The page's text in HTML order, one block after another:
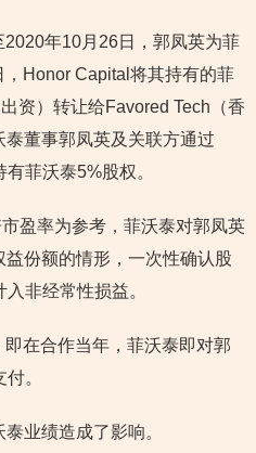
年10月26日，郭凤英为菲
Honor Capital将其持有的菲
资）转让给Favored Tech（香
董事郭凤英及关联方通过
菲沃泰5%股权。
盈率为参考，菲沃泰对郭凤英
份额的情形，一次性确认股
非经常性损益。
在合作当年，菲沃泰即对郭
。
业绩造成了影响。